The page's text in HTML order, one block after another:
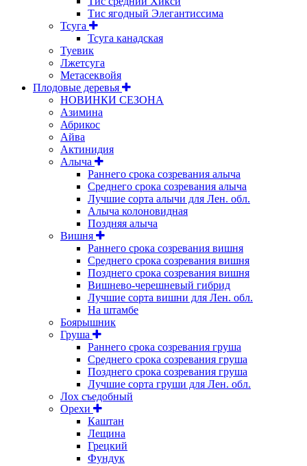
Тис ягодный Элегантиссима
Тсуга
Тсуга канадская
Туевик
Лжетсуга
Метасеквойя
Плодовые деревья
НОВИНКИ СЕЗОНА
Азимина
Абрикос
Айва
Актинидия
Алыча
Раннего срока созревания алыча
Среднего срока созревания алыча
Лучшие сорта алычи для Лен. обл.
Алыча колоновидная
Поздняя алыча
Вишня
Раннего срока созревания вишня
Среднего срока созревания вишня
Позднего срока созревания вишня
Вишнево-черешневый гибрид
Лучшие сорта вишни для Лен. обл.
На штамбе
Боярышник
Груша
Раннего срока созревания груша
Среднего срока созревания груша
Позднего срока созревания груша
Лучшие сорта груши для Лен. обл.
Лох съедобный
Орехи
Каштан
Лещина
Грецкий
Фундук